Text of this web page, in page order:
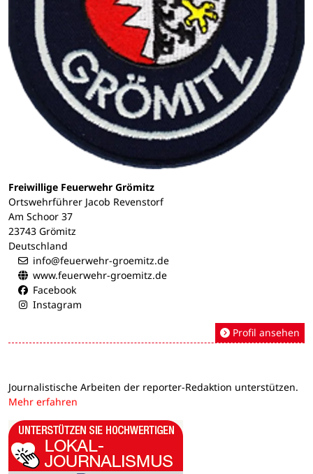
Freiwillige Feuerwehr Grömitz
Ortswehrführer Jacob Revenstorf
Am Schoor 37
23743 Grömitz
Deutschland
info@feuerwehr-groemitz.de
www.feuerwehr-groemitz.de
Facebook
Instagram
Profil ansehen
Journalistische Arbeiten der reporter-Redaktion unterstützen.
Mehr erfahren